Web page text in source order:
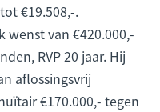
€19.508,-.
van €420.000,-
RVP 20 jaar. Hij
aflossingsvrij
€170.000,- tegen